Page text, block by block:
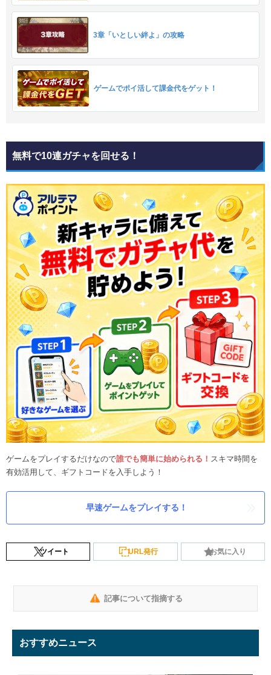
3章「いとしい絆よ」の攻略
ゲームでポイ活して課金代をゲット！
無料で10連ガチャを回せる！
ゲームをプレイするだけなので誰でも簡単に始められる！ スキマ時間を
有効活用して、ギフトコードを入手しよう！
早速ゲームをプレイする！
ツイート URL発行 お気に入り
記事について指摘する
おすすめニュース